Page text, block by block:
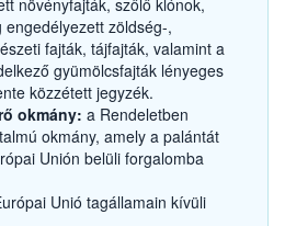
növényfajták, szőlő klónok,
zöldség-,
fajták, tájfajták, valamint a
gyümölcsfajták lényeges
közzétett jegyzék.
okmány: a Rendeletben
okmány, amely a palántát
Unión belüli forgalomba
Unió tagállamain kívüli